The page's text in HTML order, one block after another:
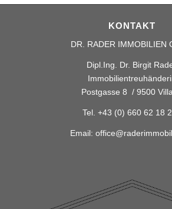
KONTAKT
DR. RADER IMMOBILIEN
Dipl.Ing. Dr. Birgit
Postgasse 8 / 9500
Tel. +43 (0) 660 62 18
Email: